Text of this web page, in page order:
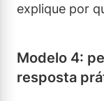
explique por
Modelo 4:
resposta